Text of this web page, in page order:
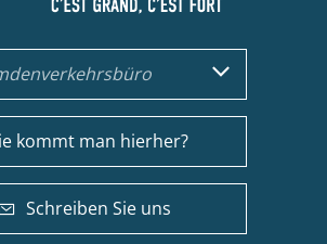
kommt man hierher?
Schreiben Sie uns